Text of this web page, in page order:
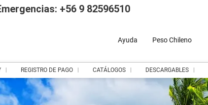
+56 9 82596510
Ayuda Peso Chileno
REGISTRO DE PAGO CATÁLOGOS DESCARGABLES